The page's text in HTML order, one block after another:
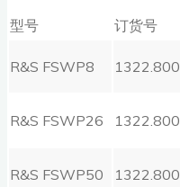
型号 订货号
R&S FSWP8
R&S FSWP26
R&S FSWP50